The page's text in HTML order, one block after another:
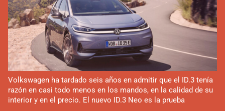
Volkswagen ha tardado seis años en admitir que el ID.3 tenía
razón en casi todo menos en los mandos, en la calidad de su
interior y en el precio. El nuevo ID.3 Neo es la prueba